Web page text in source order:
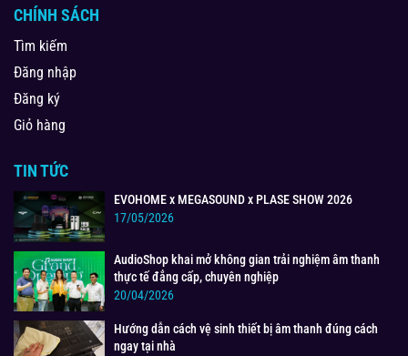
CHÍNH SÁCH
Tìm kiếm
Đăng nhập
Đăng ký
Giỏ hàng
TIN TỨC
EVOHOME x MEGASOUND x PLASE SHOW 2026
17/05/2026
AudioShop khai mở không gian trải nghiệm âm thanh
thực tế đẳng cấp, chuyên nghiệp
20/04/2026
Hướng dẫn cách vệ sinh thiết bị âm thanh đúng cách
ngay tại nhà